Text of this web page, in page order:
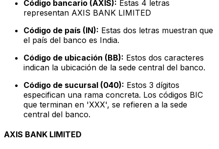
Código bancario (AXIS): Estas 4 letras
representan AXIS BANK LIMITED
Código de país (IN): Estas dos letras muestran que
el país del banco es India.
Código de ubicación (BB): Estos dos caracteres
indican la ubicación de la sede central del banco.
Código de sucursal (040): Estos 3 dígitos
especifican una rama concreta. Los códigos BIC
que terminan en 'XXX', se refieren a la sede
central del banco.
AXIS BANK LIMITED